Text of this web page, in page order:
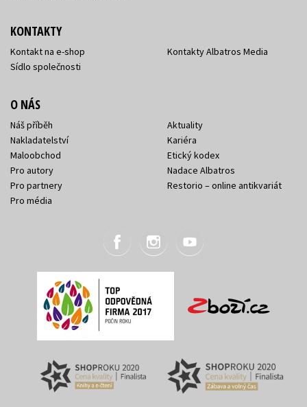
KONTAKTY
Kontakt na e-shop
Sídlo společnosti
Kontakty Albatros Media
O NÁS
Náš příběh
Nakladatelství
Maloobchod
Pro autory
Pro partnery
Pro média
Aktuality
Kariéra
Etický kodex
Nadace Albatros
Restorio – online antikvariát